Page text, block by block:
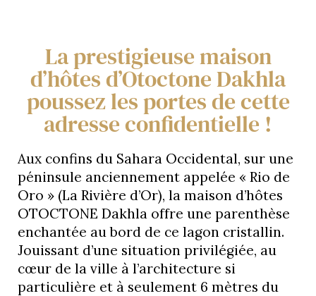
La prestigieuse maison
d’hôtes d’Otoctone Dakhla
poussez les portes de cette
adresse confidentielle !
Aux confins du Sahara Occidental, sur une
péninsule anciennement appelée « Rio de
Oro » (La Rivière d’Or), la maison d’hôtes
OTOCTONE Dakhla offre une parenthèse
enchantée au bord de ce lagon cristallin.
Jouissant d’une situation privilégiée, au
cœur de la ville à l’architecture si
particulière et à seulement 6 mètres du